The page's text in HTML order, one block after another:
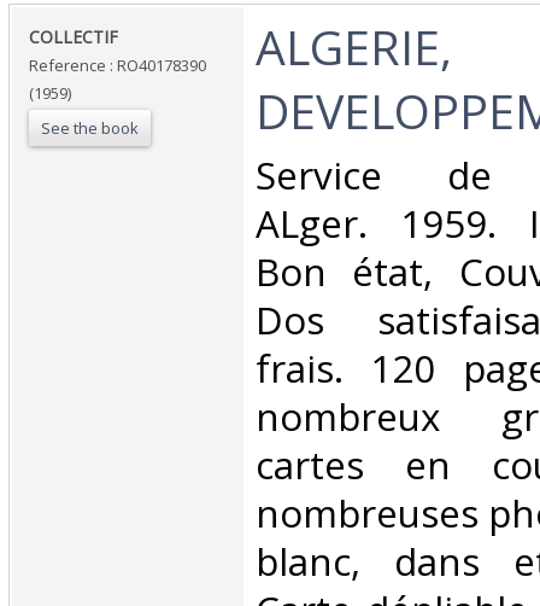
‎COLLECTIF‎
Reference : RO40178390
(1959)
See the book
‎ALGERIE,
‎Service de
ALger. 1959.
Bon état,
Dos
frais. 120
nombreux
cartes en
nombreuses
blanc, dans